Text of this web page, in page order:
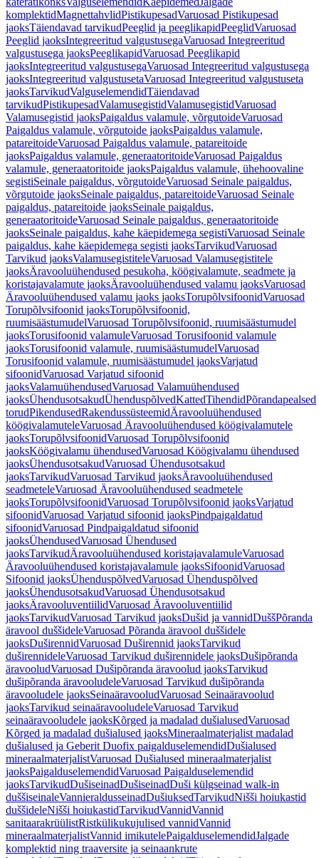
komplektidMagnettahvlidPistikupesadVaruosad Pistikupesad
jaoksTäiendavad tarvikudPeeglid ja peeglikapidPeeglidVaruosad
Peeglid jaoksIntegreeritud valgustusegaVaruosad Integreeritud
valgustusega jaoksPeeglikapidVaruosad Peeglikapid
jaoksIntegreeritud valgustusegaVaruosad Integreeritud valgustusega
jaoksIntegreeritud valgustusetaVaruosad Integreeritud valgustuseta
jaoksTarvikudValguselemendidTäiendavad
tarvikudPistikupesadValamusegistidValamusegistidVaruosad
Valamusegistid jaoksPaigaldus valamule, võrgutoideVaruosad
Paigaldus valamule, võrgutoide jaoksPaigaldus valamule,
patareitoideVaruosad Paigaldus valamule, patareitoide
jaoksPaigaldus valamule, generaatoritoideVaruosad Paigaldus
valamule, generaatoritoide jaoksPaigaldus valamule, ühehoovaline
segistiSeinale paigaldus, võrgutoideVaruosad Seinale paigaldus,
võrgutoide jaoksSeinale paigaldus, patareitoideVaruosad Seinale
paigaldus, patareitoide jaoksSeinale paigaldus,
generaatoritoideVaruosad Seinale paigaldus, generaatoritoide
jaoksSeinale paigaldus, kahe käepidemega segistiVaruosad Seinale
paigaldus, kahe käepidemega segisti jaoksTarvikudVaruosad
Tarvikud jaoksValamusegistiteleVaruosad Valamusegistitele
jaoksÄravooluühendused pesukoha, köögivalamute, seadmete ja
koristajavalamute jaoksÄravooluühendused valamu jaoksVaruosad
Äravooluühendused valamu jaoks jaoksTorupõlvsifoonidVaruosad
Torupõlvsifoonid jaoksTorupõlvsifoonid,
ruumisäästumudelVaruosad Torupõlvsifoonid, ruumisäästumudel
jaoksTorusifoonid valamuleVaruosad Torusifoonid valamule
jaoksTorusifoonid valamule, ruumisäästumudelVaruosad
Torusifoonid valamule, ruumisäästumudel jaoksVarjatud
sifoonidVaruosad Varjatud sifoonid
jaoksValamuühendusedVaruosad Valamuühendused
jaoksÜhendusotsakudÜhenduspõlvedKattedTihendidPõrandapealsed
torudPikendusedRakendussüsteemidÄravooluühendused
köögivalamuteleVaruosad Äravooluühendused köögivalamutele
jaoksTorupõlvsifoonidVaruosad Torupõlvsifoonid
jaoksKöögivalamu ühendusedVaruosad Köögivalamu ühendused
jaoksÜhendusotsakudVaruosad Ühendusotsakud
jaoksTarvikudVaruosad Tarvikud jaoksÄravooluühendused
seadmeteleVaruosad Äravooluühendused seadmetele
jaoksTorupõlvsifoonidVaruosad Torupõlvsifoonid jaoksVarjatud
sifoonidVaruosad Varjatud sifoonid jaoksPindpaigaldatud
sifoonidVaruosad Pindpaigaldatud sifoonid
jaoksÜhendusedVaruosad Ühendused
jaoksTarvikudÄravooluühendused koristajavalamuleVaruosad
Äravooluühendused koristajavalamule jaoksSifoonidVaruosad
Sifoonid jaoksÜhenduspõlvedVaruosad Ühenduspõlved
jaoksÜhendusotsakudVaruosad Ühendusotsakud
jaoksÄravooluventiilidVaruosad Äravooluventiilid
jaoksTarvikudVaruosad Tarvikud jaoksDušid ja vannidDuššPõranda
äravool duššideleVaruosad Põranda äravool duššidele
jaoksDuširennidVaruosad Duširennid jaoksTarvikud
duširennideleVaruosad Tarvikud duširennidele jaoksDušipõranda
äravooludVaruosad Dušipõranda äravoolud jaoksTarvikud
dušipõranda äravooludeleVaruosad Tarvikud dušipõranda
äravooludele jaoksSeinaäravooludVaruosad Seinaäravoolud
jaoksTarvikud seinaäravooludeleVaruosad Tarvikud
seinaäravooludele jaoksKõrged ja madalad dušialusedVaruosad
Kõrged ja madalad dušialused jaoksMineraalmaterjalist madalad
dušialused ja Geberit Duofix paigalduselemendidDušialused
mineraalmaterjalistVaruosad Dušialused mineraalmaterjalist
jaoksPaigalduselemendidVaruosad Paigalduselemendid
jaoksTarvikudDušiseinadDušiseinadDuši külgseinad walk-in
duššiseinaleVannieraldusseinadDušiuksedTarvikudNišši hoiukastid
duššideleNišši hoiukastidTarvikudVannidVannid
sanitaarakrüülistRistkülikukujulised vannidVannid
mineraalmaterjalistVannid imikutelePaigalduselemendidJalgade
komplektid ning traaversite ja seinaankrute